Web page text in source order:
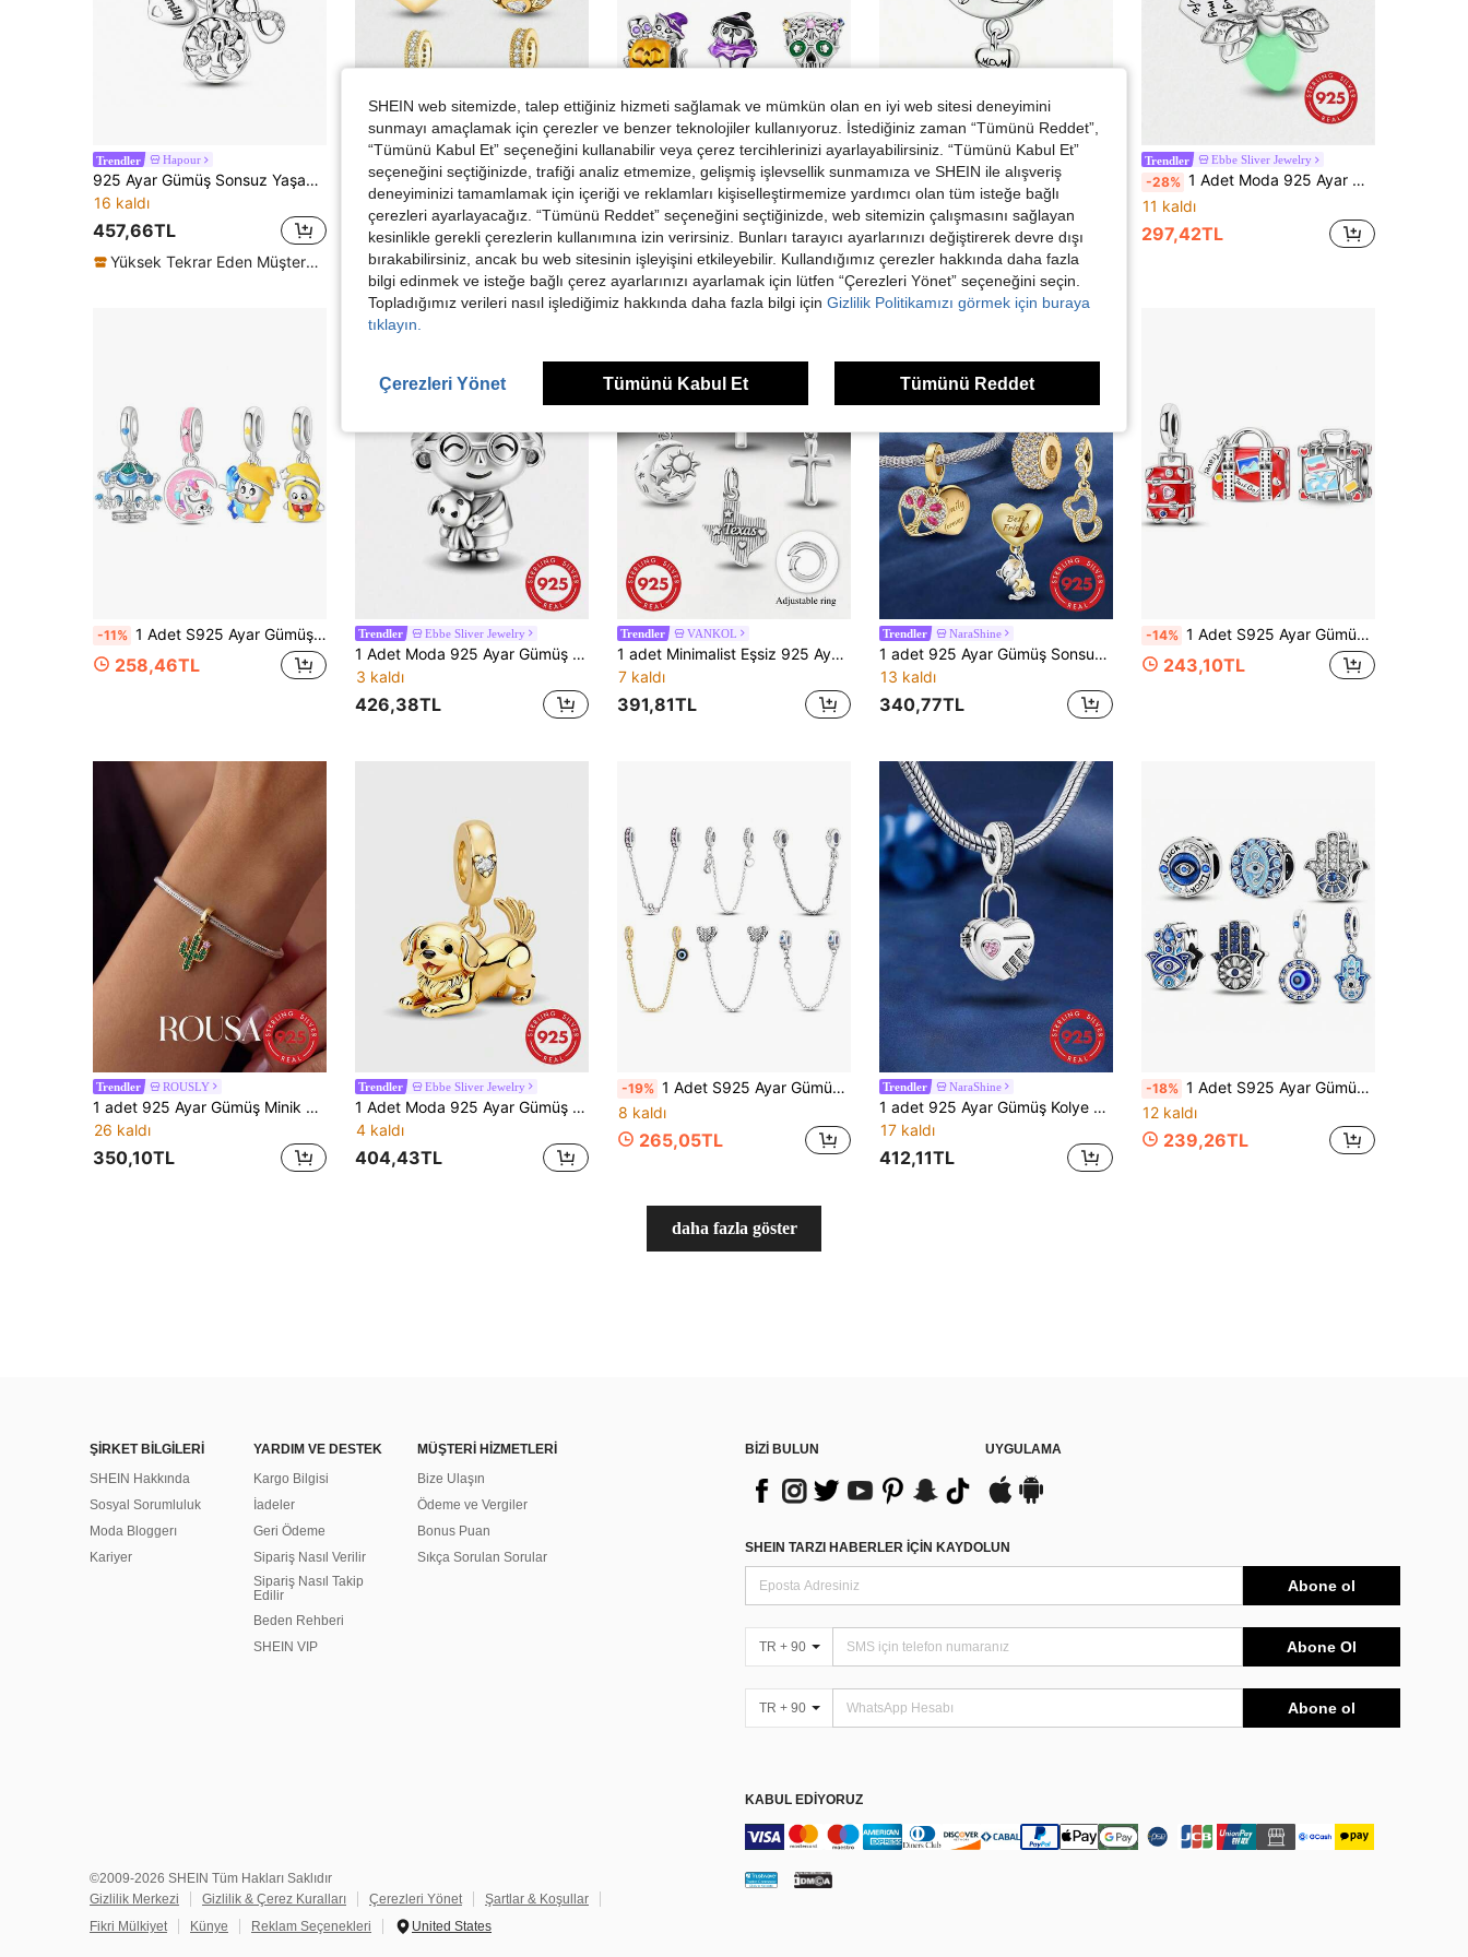
Trendler Hapour
925 Ayar Gümüş Sonsuz Yaşam Ağacı Kolye Ucu, Orijinal Bileklik ve Kolyeyle Uyumlu, Minimalist Tarz, Kadınlar İçin Kendin Yap Takı Hediyesi
16 kaldı
457,66TL
Yüksek Tekrar Eden Müşteriler
Ebbe Sliver Jewelry
-16% 1 adet parlak 925 ayar gümüş kalp şeklinde boncuklu kolye ucu, kadın bileklik, bilezik, kendin yap takı yapımı ve günlük aksesuar dekorasyonu için uygundur.
25 kaldı
328,15TL
1 Adet Dark Street Gotik Stil S925 Ayar Gümüş Düşük Alerjik Karanlıkta Parlayan Balkabağı Chibi Kalp Sarılı Kafatası Tacı Gökkuşağı Papatya Hip Hop Kağıt Bardak Kafatası Charm, Orijinal Bileklik İçin Uygun, Kadın DIY Takı Yapımı, Doğum Günü ve Cadılar Bayramı Hediyesi
224,44TL
1 Adet S925 Ayar Gümüş Anne ve Oğul Sarılma Temalı Aşk DIY Takı Kolye Ucu Boncuğu, Kadın Bileklik ve Kolyeler İçin Takı Aksesuarı
178,34TL
Trendler Ebbe Sliver Jewelry
-28% 1 Adet Moda 925 Ayar Gümüş Parlak Ateş Böceği Kolye Ucu Boncuk, Kadın Bileklikleri ve Kelepçeler İçin Uygun, DIY Takı Yapımı
11 kaldı
297,42TL
-11% 1 Adet S925 Ayar Gümüş Renkli Dream Serisi Kıyı Atlıkarınca Kız At Bebek Dilek Kolyesi Ucu, Orijinal Bileklik Kolye Anahtarlık DIY Kolye Ucu Yapımı İçin Uygun, Kadın Hediyesi, Doğum Günü Partisi ve Tatil Hediyesi İçin Uygun
258,46TL
Trendler Ebbe Sliver Jewelry
1 Adet Moda 925 Ayar Gümüş Büyük Anne Boncuğu, Kadın Bileklik ve Kelepçe İçin, DIY Takı Yapımı, Günlük Kombin Süsleme Aksesuarı
3 kaldı
426,38TL
Trendler VANKOL
1 adet Minimalist Eşsiz 925 Ayar Gümüş Bahar Çiçeği Tavşan Kolye Ucu, Kendin Yap Kolye, Kadınlar ve Erkekler İçin Zarif Takı Hediyesi
7 kaldı
391,81TL
Trendler NaraShine
1 adet 925 Ayar Gümüş Sonsuzluk Kalp Şeklinde Kolye Ucu, Kadın Bileklikleri İçin Uygun, Kendin Yap Takı
13 kaldı
340,77TL
-14% 1 Adet S925 Ayar Gümüş Seyahat Serisi Bagaj Boncuğu, Orijinal Bileklik, Kolye ve Anahtarlık DIY Kolye Ucu Yapımı İçin Uygun, Kadınlara Hediye, Doğum Günü, Parti ve Tatil Hediyesi İçin Uygun
243,10TL
Trendler ROUSLY
1 adet 925 Ayar Gümüş Minik Kaktüs Figürlü Kolye Ucu, Kadın Bileklik/Bilezik Yapımı ve Günlük Dekorasyon İçin Uygundur
26 kaldı
350,10TL
Trendler Ebbe Sliver Jewelry
1 Adet Moda 925 Ayar Gümüş Altın Kaplama Yün Kolye Ucu, Kadın Bileklik ve Kelepçe İçin Uygun, DIY Takı Yapımı
4 kaldı
404,43TL
-19% 1 Adet S925 Ayar Gümüş Bileklik Güvenlik Zinciri, Orijinal Kalp Kilit, Kelebek, Nazar Boncuğu Çoklu Stil Taşlı Tasarım, Boncuklu Bileklikler İçin İnce Zincir Düşme Koruması, Altın ve Gümüş Çift Renk Seçenekli, Çok Yönlü Aksesuar, El Yapımı DIY Bileklik Yapımı İçin Uygun, Günlük Kullanım İçin Zarif ve Dayanıklı
8 kaldı
265,05TL
Trendler NaraShine
1 adet 925 Ayar Gümüş Kolye Ucu Boncuk, Kadın Bileklik Yapımına Uygun, Şık Takı
17 kaldı
412,11TL
-18% 1 Adet S925 Ayar Gümüş Nazar Boncuklu Fatma Ana Eli, Orijinal Mavi Emaye Kakma Mavi Zirkonya Tasarımlı, Vintage Şans Getiren Koruyucu Totem, Kötülüğü Uzaklaştıran ve Bereket Getiren Sembol, Bileklik ve Kolyeler İçin Uygun, Niş Egzotik Stil, El Yapımı DIY Takı Yapımı ve Günlük Kullanım İçin
12 kaldı
239,26TL
daha fazla göster
ŞİRKET BİLGİLERİ
SHEIN Hakkında
Sosyal Sorumluluk
Moda Bloggerı
Kariyer
YARDIM VE DESTEK
Kargo Bilgisi
İadeler
Geri Ödeme
Sipariş Nasıl Verilir
Sipariş Nasıl Takip
Edilir
Beden Rehberi
SHEIN VIP
MÜŞTERİ HİZMETLERİ
Bize Ulaşın
Ödeme ve Vergiler
Bonus Puan
Sıkça Sorulan Sorular
BİZİ BULUN UYGULAMA
SHEIN TARZI HABERLER IÇIN KAYDOLUN
Abone ol
TR + 90 Abone Ol
TR + 90 Abone ol
KABUL EDIYORUZ
©2009-2026 SHEIN Tüm Hakları Saklıdır
Gizlilik Merkezi
Gizlilik & Çerez Kuralları Çerezleri Yönet
Şartlar & Koşullar
Fikri Mülkiyet
Künye Reklam Seçenekleri United States
SHEIN web sitemizde, talep ettiğiniz hizmeti sağlamak ve mümkün olan en iyi web sitesi deneyimini
sunmayı amaçlamak için çerezler ve benzer teknolojiler kullanıyoruz. İstediğiniz zaman “Tümünü Reddet”,
“Tümünü Kabul Et” seçeneğini kullanabilir veya çerez tercihlerinizi ayarlayabilirsiniz. “Tümünü Kabul Et”
seçeneğini seçtiğinizde, trafiği analiz etmemize, gelişmiş işlevsellik sunmamıza ve SHEIN ile alışveriş
deneyiminizi tamamlamak için içeriği ve reklamları kişiselleştirmemize yardımcı olan tüm isteğe bağlı
çerezleri ayarlayacağız. “Tümünü Reddet” seçeneğini seçtiğinizde, web sitemizin çalışmasını sağlayan
kesinlikle gerekli çerezlerin kullanımına izin verirsiniz. Bunları tarayıcı ayarlarınızı değiştirerek devre dışı
bırakabilirsiniz, ancak bu web sitesinin işleyişini etkileyebilir. Kullandığımız çerezler hakkında daha fazla
bilgi edinmek ve isteğe bağlı çerez ayarlarınızı ayarlamak için lütfen “Çerezleri Yönet” seçeneğini seçin.
Topladığımız verileri nasıl işlediğimiz hakkında daha fazla bilgi için Gizlilik Politikamızı görmek için buraya
tıklayın.
Çerezleri Yönet Tümünü Kabul Et Tümünü Reddet